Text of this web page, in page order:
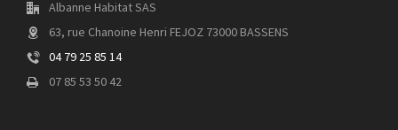
Albanne Habitat SAS
63, rue Chanoine Henri FEJOZ 73000 BASSENS
04 79 25 85 14
07 85 53 50 42